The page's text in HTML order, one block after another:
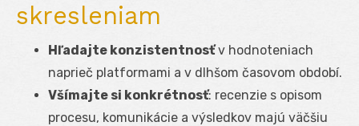
skresleniam
Hľadajte konzistentnosťv hodnoteniach
naprieč platformami a v dlhšom časovom období.
Všímajte si konkrétnosť: recenzie s opisom
procesu, komunikácie a výsledkov majú väčšiu